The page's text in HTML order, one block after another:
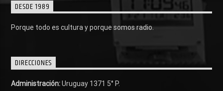
DESDE 1989
Porque todo es cultura y porque somos radio.
DIRECCIONES
Administración:Uruguay 1371 5° P.